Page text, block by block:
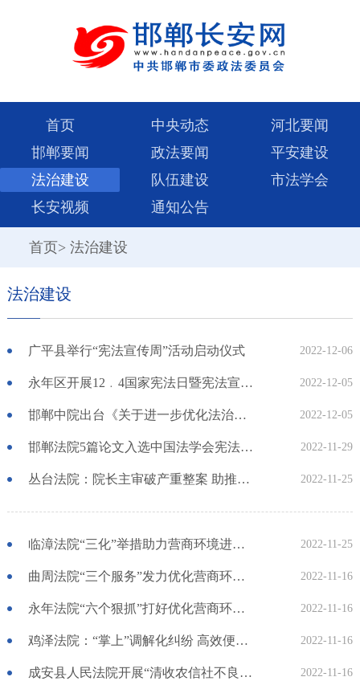
首页 中央动态
河北要闻
邯郸要闻
政法要闻
平安建设
法治建设
队伍建设
市法学会
长安视频
通知公告
首页> 法治建设
法治建设
广平县举行“宪法宣传周”活动启动仪式 2022-12-06
永年区开展12﹒4国家宪法日暨宪法宣传周主题活动 2022-12-05
邯郸中院出台《关于进一步优化法治化营商环境的实施意见》 2022-12-05
邯郸法院5篇论文入选中国法学会宪法学研究会2022年学术年会论文集 2022-11-29
丛台法院：院长主审破产重整案 助推优化法治营商环境 2022-11-25
临漳法院“三化”举措助力营商环境进一步优化 2022-11-25
曲周法院“三个服务”发力优化营商环境见成效 2022-11-16
永年法院“六个狠抓”打好优化营商环境组合拳 2022-11-16
鸡泽法院：“掌上”调解化纠纷 高效便民促和谐 2022-11-16
成安县人民法院开展“清收农信社不良贷款”专项行动 2022-11-16